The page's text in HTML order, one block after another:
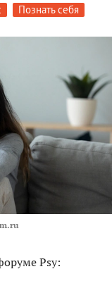
Познать себя
Psy: